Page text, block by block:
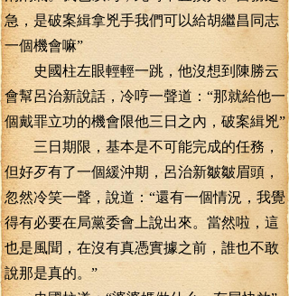
急，是破案緝拿兇手我們可以給胡繼昌同志
一個機會嘛”
史國柱左眼輕輕一跳，他沒想到陳勝云
會幫呂治新說話，冷哼一聲道：“那就給他一
個戴罪立功的機會限他三日之內，破案緝兇”
三日期限，基本是不可能完成的任務，
但好歹有了一個緩沖期，呂治新皺皺眉頭，
忽然冷笑一聲，說道：“還有一個情況，我覺
得有必要在局黨委會上說出來。當然啦，這
也是風聞，在沒有真憑實據之前，誰也不敢
說那是真的。”